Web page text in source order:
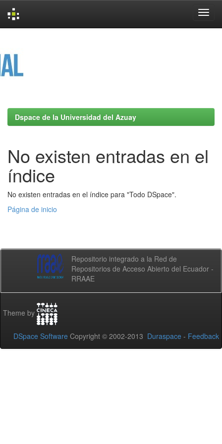
Dspace de la Universidad del Azuay
No existen entradas en el
índice
No existen entradas en el índice para "Todo DSpace".
Página de inicio
Repositorio integrado a la Red de
Repositorios de Acceso Abierto del Ecuador -
RRAAE
Theme by
DSpace Software Copyright © 2002-2013 Duraspace - Feedback